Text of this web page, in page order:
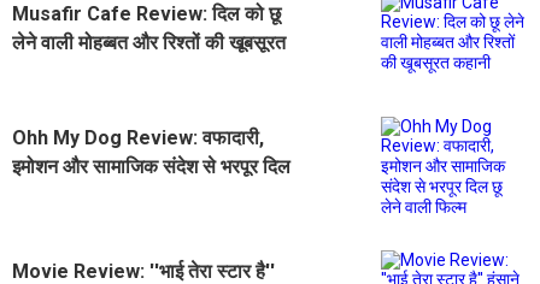
Musafir Cafe Review: दिल को छू
लेने वाली मोहब्बत और रिश्तों की खूबसूरत
Ohh My Dog Review: वफादारी,
इमोशन और सामाजिक संदेश से भरपूर दिल
Movie Review: ''भाई तेरा स्टार है''